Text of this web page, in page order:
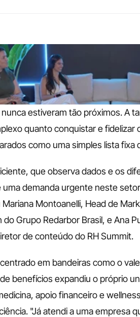
estiveram tão próximos. A
quanto conquistar e
como uma simples lista fixa
que observa dados e os
demanda urgente neste
Montoanelli, Head de
Grupo Redarbor Brasil, e Ana
de conteúdo do RH Summit.
em bandeiras como o
benefícios expandiu o próprio
apoio financeiro e
"Já atendi a uma empresa